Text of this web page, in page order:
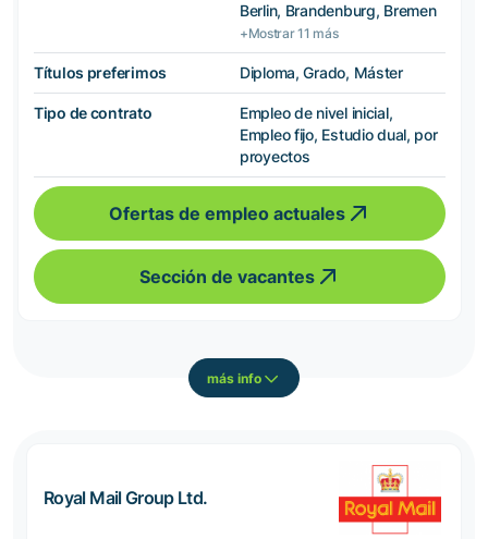
Berlin, Brandenburg, Bremen
+Mostrar 11 más
Títulos preferimos Diploma, Grado, Máster
Tipo de contrato
Empleo de nivel inicial,
Empleo fijo, Estudio dual, por
proyectos
Ofertas de empleo actuales
Sección de vacantes
más info
Royal Mail Group Ltd.